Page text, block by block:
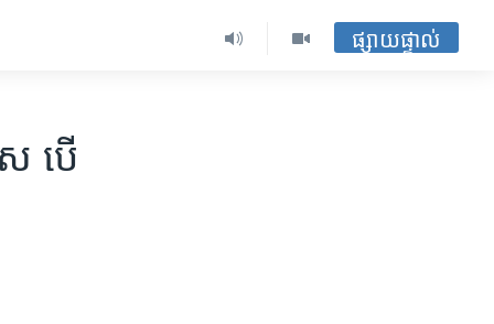
ផ្សាយផ្ទាល់
បើ​